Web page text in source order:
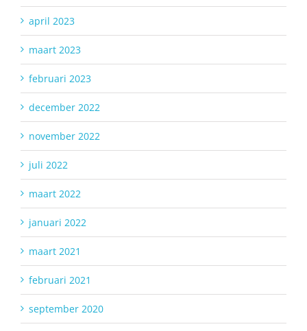
april 2023
maart 2023
februari 2023
december 2022
november 2022
juli 2022
maart 2022
januari 2022
maart 2021
februari 2021
september 2020